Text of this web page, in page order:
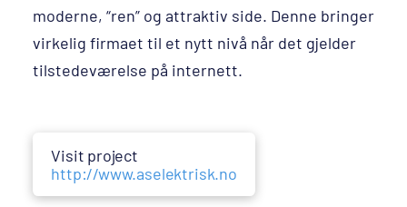
moderne, “ren” og attraktiv side. Denne bringer
virkelig firmaet til et nytt nivå når det gjelder
tilstedeværelse på internett.
Visit project
http://www.aselektrisk.no